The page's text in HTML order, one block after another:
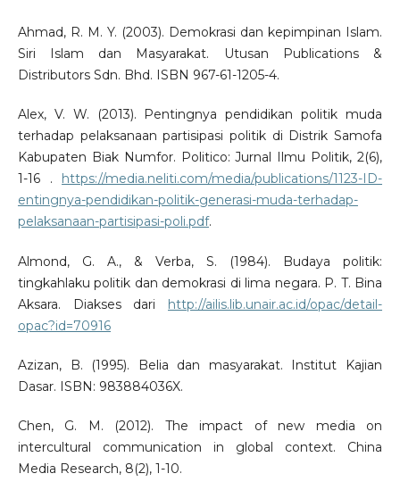
Ahmad, R. M. Y. (2003). Demokrasi dan kepimpinan Islam.
Siri Islam dan Masyarakat. Utusan Publications &
Distributors Sdn. Bhd. ISBN 967-61-1205-4.
Alex, V. W. (2013). Pentingnya pendidikan politik muda
terhadap pelaksanaan partisipasi politik di Distrik Samofa
Kabupaten Biak Numfor. Politico: Jurnal Ilmu Politik, 2(6),
1-16 .
https://media.neliti.com/media/publications/1123-ID-
entingnya-pendidikan-politik-generasi-muda-terhadap-
pelaksanaan-partisipasi-poli.pdf.
Almond, G. A., & Verba, S. (1984). Budaya politik:
tingkahlaku politik dan demokrasi di lima negara. P. T. Bina
Aksara. Diakses dari http://ailis.lib.unair.ac.id/opac/detail-
opac?id=70916
Azizan, B. (1995). Belia dan masyarakat. Institut Kajian
Dasar. ISBN: 983884036X.
Chen, G. M. (2012). The impact of new media on
intercultural communication in global context. China
Media Research, 8(2), 1-10.